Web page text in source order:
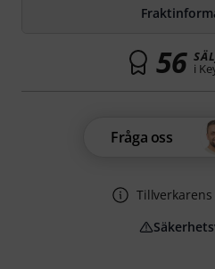
56 i
Fråga oss